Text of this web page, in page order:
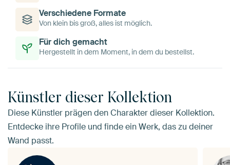
Verschiedene Formate
Von klein bis groß, alles ist möglich.
Für dich gemacht
Hergestellt in dem Moment, in dem du bestellst.
Künstler dieser Kollektion
Diese Künstler prägen den Charakter dieser Kollektion.
Entdecke ihre Profile und finde ein Werk, das zu deiner
Wand passt.